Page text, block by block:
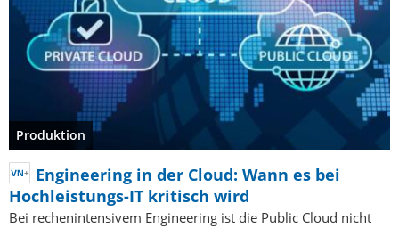
Produktion
Engineering in der Cloud: Wann es bei
Hochleistungs-IT kritisch wird
Bei rechenintensivem Engineering ist die Public Cloud nicht